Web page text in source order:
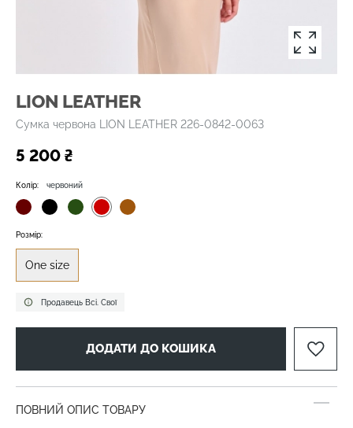
LION LEATHER
Сумка червона LION LEATHER 226-0842-0063
5 200 ₴
Продавець Всі. Свої
Колір: червоний
Розмір:
One size
ДОДАТИ ДО КОШИКА
ПОВНИЙ ОПИС ТОВАРУ